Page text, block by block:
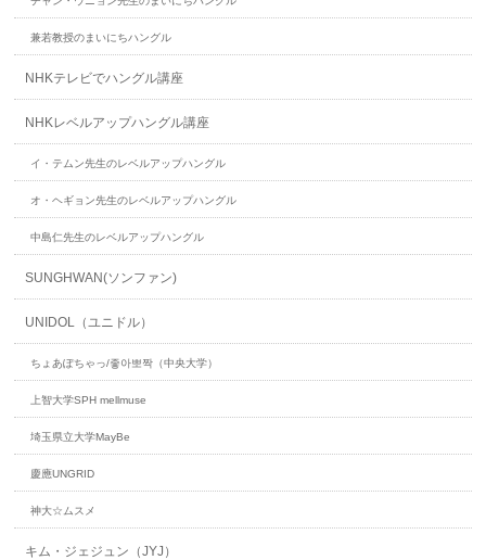
兼若教授のまいにちハングル
NHKテレビでハングル講座
NHKレベルアップハングル講座
イ・テムン先生のレベルアップハングル
オ・ヘギョン先生のレベルアップハングル
中島仁先生のレベルアップハングル
SUNGHWAN(ソンファン)
UNIDOL（ユニドル）
ちょあぽちゃっ/좋아뽀짝（中央大学）
上智大学SPH mellmuse
埼玉県立大学MayBe
慶應UNGRID
神大☆ムスメ
キム・ジェジュン（JYJ）